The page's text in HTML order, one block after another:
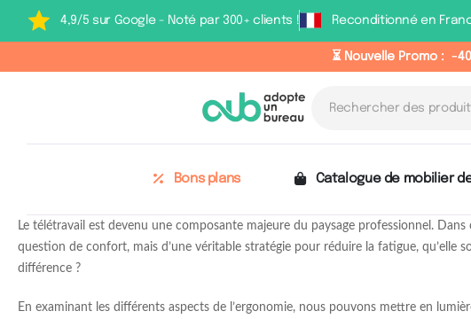
4,9/5 sur Google - Noté par 300+ clients ! Reconditionné en
⏳ Nouvelle Promo : -
Bons plans Catalogue de mobilier
Le télétravail est devenu une composante majeure du paysage professionnel. Dans
question de confort, mais d’une véritable stratégie pour réduire la fatigue,
différence ?
En examinant les différents aspects de l’ergonomie, nous pouvons mettre en